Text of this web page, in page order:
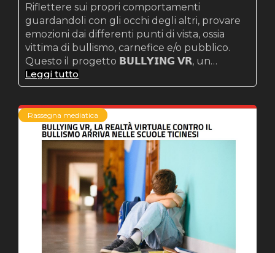
Riflettere sui propri comportamenti
guardandoli con gli occhi degli altri, provare
emozioni dai differenti punti di vista, ossia
vittima di bullismo, carnefice e/o pubblico.
Questo il progetto 𝗕𝗨𝗟𝗟𝗬𝗜𝗡𝗚 𝗩𝗥, un…
Leggi tutto
Rassegna mediatica